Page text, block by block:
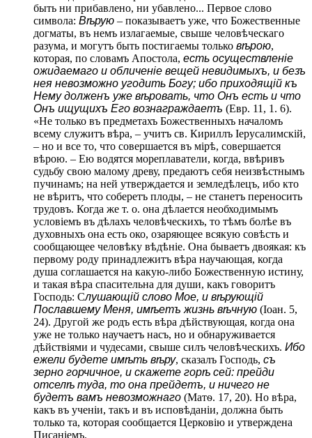
быть ни прибавлено, ни убавлено... Первое слово
символа: Вѣрую – показываетъ уже, что Божественные
догматы, въ немъ излагаемые, свыше человѣческаго
разума, и могутъ быть постигаемы только вѣрою,
которая, по словамъ Апостола, есть осуществленіе
ожидаемаго и обличеніе вещей невидимыхъ, и безъ
нея невозможно угодить Богу; ибо приходящій къ
Нему долженъ уже вѣровать, что Онъ есть и что
Онъ ищущихъ Его вознаграждаетъ (Евр. 11, 1. 6).
«Не только въ предметахъ Божественныхъ началомъ
всему служитъ вѣра, – учитъ св. Кириллъ Іерусалимскій,
– но и все то, что совершается въ мірѣ, совершается
вѣрою. – Ею водятся мореплаватели, когда, ввѣривъ
судьбу свою малому древу, предаютъ себя неизвѣстнымъ
пучинамъ; на ней утверждается и земледѣлецъ, ибо кто
не вѣритъ, что соберетъ плоды, – не станетъ переносить
трудовъ. Когда же т. о. она дѣлается необходимымъ
условіемъ въ дѣлахъ человѣческихъ, то тѣмъ болѣе въ
духовныхъ она есть око, озаряющее всякую совѣсть и
сообщающее человѣку вѣдѣніе. Она бываетъ двоякая: къ
первому роду принадлежитъ вѣра научающая, когда
душа соглашается на какую-либо Божественную истину,
и такая вѣра спасительна для души, какъ говоритъ
Господь: Слушающій слово Мое, и вѣрующій
Пославшему Меня, имѣетъ жизнь вѣчную (Іоан. 5,
24). Другой же родъ есть вѣра дѣйствующая, когда она
уже не только научаетъ насъ, но и обнаруживается
дѣйствіями и чудесами, свыше силъ человѣческихъ. Ибо
ежели будете имѣть вѣру, сказалъ Господь, съ
зерно горчичное, и скажете горѣ сей: прейди
отселѣ туда, то она прейдетъ, и ничего не
будетъ вамъ невозможнаго (Матѳ. 17, 20). Но вѣра,
какъ въ ученіи, такъ и въ исповѣданіи, должна быть
только та, которая сообщается Церковію и утверждена
Писаніемъ.